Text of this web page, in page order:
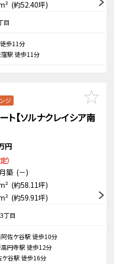
(約52.40坪)
目
歩11分
窪駅 徒歩11分
ジ
【ソルナクレイシア南
円
）
築 (－)
(約58.11坪)
(約59.91坪)
丁目
阿佐ケ谷駅 徒歩10分
高円寺駅 徒歩12分
ケ谷駅 徒歩16分